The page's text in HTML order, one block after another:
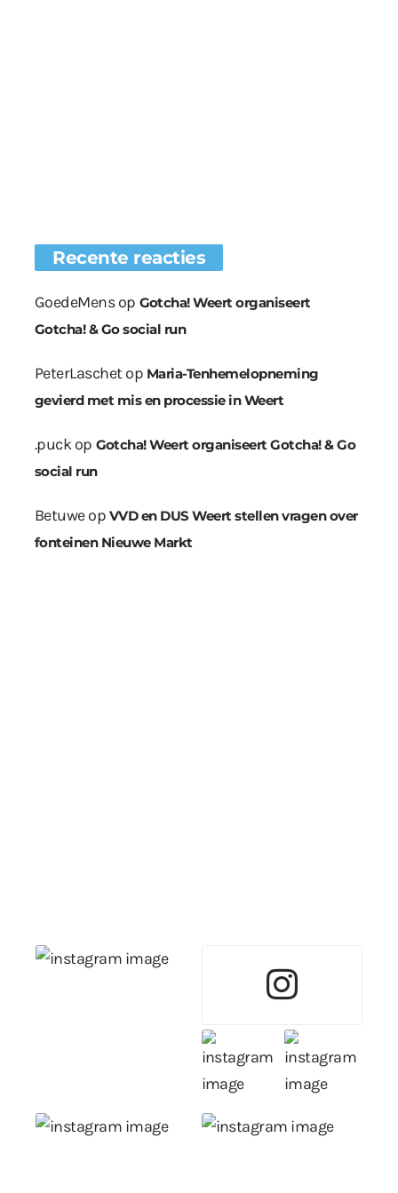
Recente reacties
GoedeMensop Gotcha! Weert organiseert
Gotcha! & Go social run
PeterLaschetop Maria-Tenhemelopneming
gevierd met mis en processie in Weert
.puckop Gotcha! Weert organiseert Gotcha! & Go
social run
Betuweop VVD en DUS Weert stellen vragen over
fonteinen Nieuwe Markt